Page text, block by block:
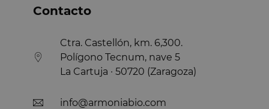
Contacto
Ctra. Castellón, km. 6,300.
Polígono Tecnum, nave 5
La Cartuja · 50720 (Zaragoza)
info@armoniabio.com